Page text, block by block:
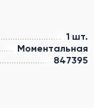
1 шт.
Моментальная
847395